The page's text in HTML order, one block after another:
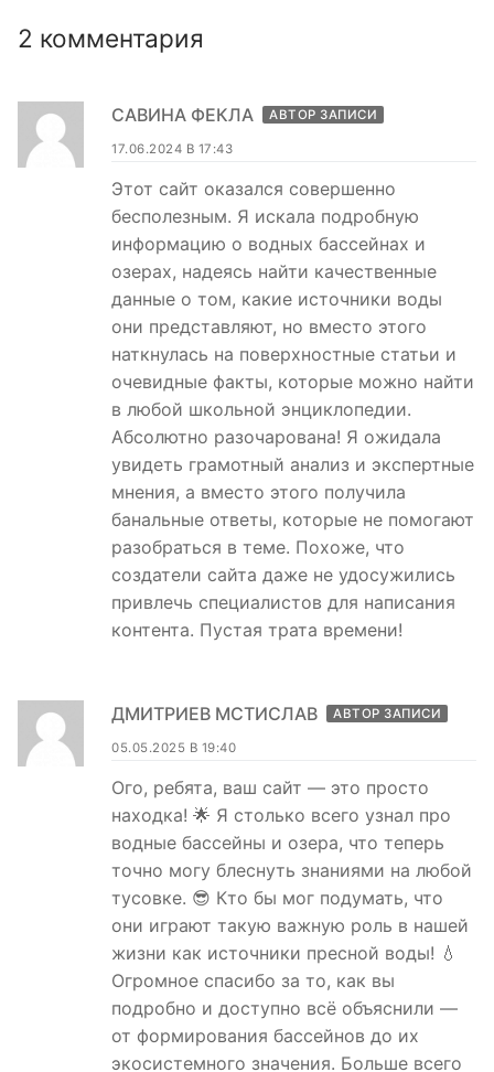
2 комментария
САВИНА ФЕКЛА АВТОР ЗАПИСИ
17.06.2024 В 17:43
Этот сайт оказался совершенно
бесполезным. Я искала подробную
информацию о водных бассейнах и
озерах, надеясь найти качественные
данные о том, какие источники воды
они представляют, но вместо этого
наткнулась на поверхностные статьи и
очевидные факты, которые можно найти
в любой школьной энциклопедии.
Абсолютно разочарована! Я ожидала
увидеть грамотный анализ и экспертные
мнения, а вместо этого получила
банальные ответы, которые не помогают
разобраться в теме. Похоже, что
создатели сайта даже не удосужились
привлечь специалистов для написания
контента. Пустая трата времени!
ДМИТРИЕВ МСТИСЛАВ АВТОР ЗАПИСИ
05.05.2025 В 19:40
Ого, ребята, ваш сайт — это просто
находка! 🌟 Я столько всего узнал про
водные бассейны и озера, что теперь
точно могу блеснуть знаниями на любой
тусовке. 😎 Кто бы мог подумать, что
они играют такую важную роль в нашей
жизни как источники пресной воды! 💧
Огромное спасибо за то, как вы
подробно и доступно всё объяснили —
от формирования бассейнов до их
экосистемного значения. Больше всего